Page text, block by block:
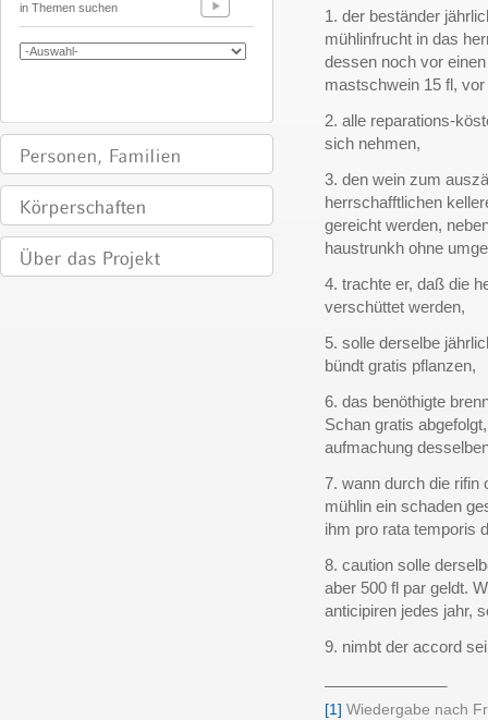
in Themen suchen
1. der beständer
mühlinfrucht in das
dessen noch vor
mastschwein 15 fl,
2. alle reparations-
sich nehmen,
3. den wein zum
herrschafftlichen
gereicht werden,
haustrunkh ohne
4. trachte er, daß die
verschüttet werden,
5. solle derselbe
bündt gratis pflanzen,
6. das benöthigte
Schan gratis
aufmachung
7. wann durch die rifin
mühlin ein schaden
ihm pro rata temporis
8. caution solle
aber 500 fl par geldt.
anticipiren jedes jahr,
9. nimbt der accord
[1] Wiedergabe nach